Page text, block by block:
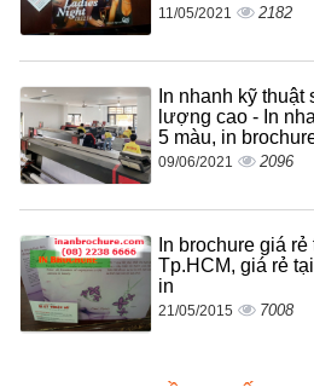
11/05/2021 2182
In nhanh kỹ thuật
lượng cao - In
5 màu, in
09/06/2021 2096
In brochure giá rẻ
Tp.HCM, giá rẻ
in
21/05/2015 7008